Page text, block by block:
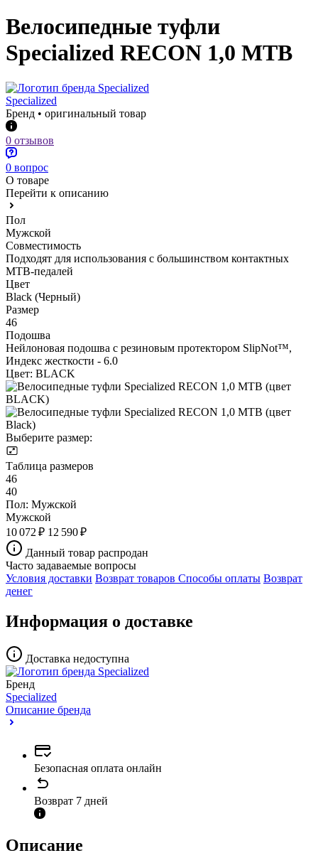
Велосипедные туфли
Specialized RECON 1,0 MTB
Specialized
Бренд • оригинальный товар
0 отзывов
0 вопрос
О товаре
Перейти к описанию
Пол
Мужской
Совместимость
Подходят для использования с большинством контактных
MTB-педалей
Цвет
Black (Черный)
Размер
46
Подошва
Нейлоновая подошва с резиновым протектором SlipNot™,
Индекс жесткости - 6.0
Цвет: BLACK
Выберите размер:
Таблица размеров
46
40
Пол: Мужской
Мужской
10 072 ₽ 12 590 ₽
Данный товар распродан
Часто задаваемые вопросы
Условия доставки Возврат товаров Способы оплаты Возврат
денег
Информация о доставке
Доставка недоступна
Бренд
Specialized
Описание бренда
Безопасная оплата онлайн
Возврат 7 дней
Описание